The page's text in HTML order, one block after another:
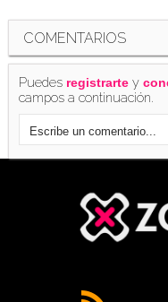
COMENTARIOS
Puedes registrarte y
campos a continuación.